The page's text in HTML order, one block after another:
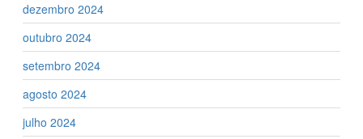
dezembro 2024
outubro 2024
setembro 2024
agosto 2024
julho 2024